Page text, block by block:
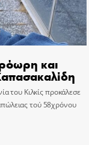
και
του Κιλκίς προκάλεσε
τού 58χρόνου